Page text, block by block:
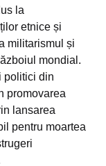
la
etnice și
militarismul și
mondial.
politici din
promovarea
lansarea
pentru moartea